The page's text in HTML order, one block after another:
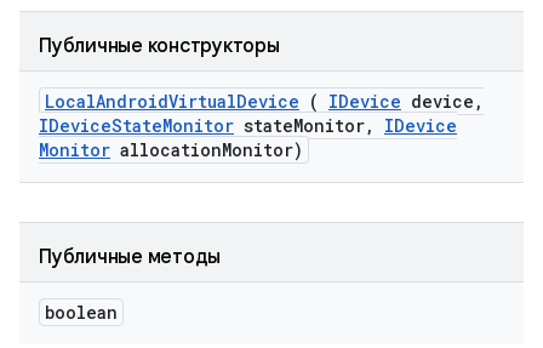
Публичные конструкторы
LocalAndroidVirtualDevice ( IDevice device ,
IDeviceStateMonitor stateMonitor,
IDevice
Monitor allocationMonitor)
Публичные методы
boolean